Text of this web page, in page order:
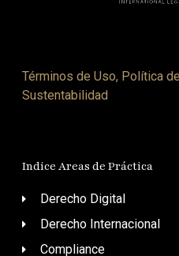
Términos de Uso, Política
Sustentabilidad
Indice Areas de Práctica
Derecho Digital
Derecho Internacional
Compliance